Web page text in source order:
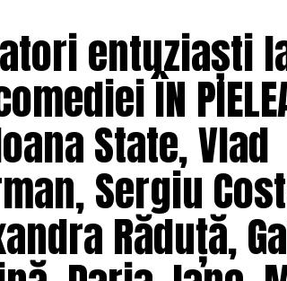
entuziaști
ÎN
State, Vlad
Sergiu
Răduță,